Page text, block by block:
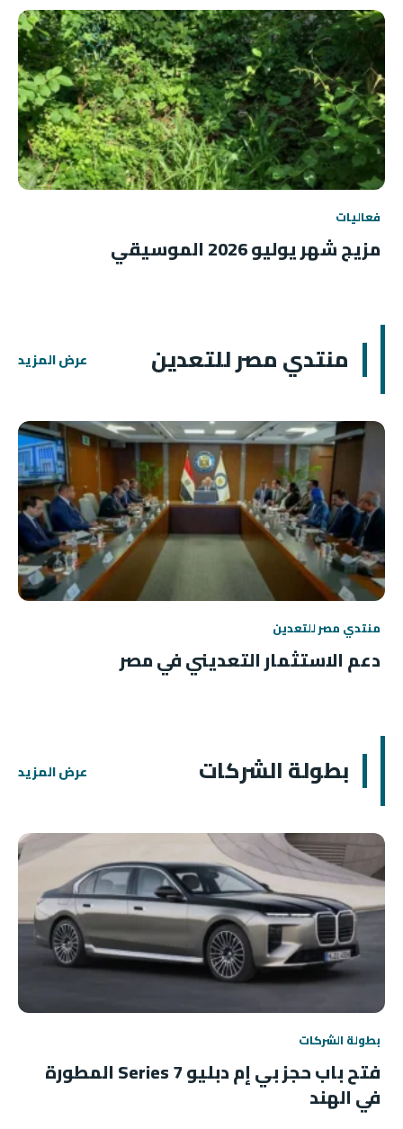
فعاليات
مزيج شهر يوليو 2026 الموسيقي
منتدي مصر للتعدين عرض المزيد
منتدي مصر للتعدين
دعم الاستثمار التعديني في مصر
بطولة الشركات عرض المزيد
بطولة الشركات
فتح باب حجز بي إم دبليو 7 Series المطورة
في الهند